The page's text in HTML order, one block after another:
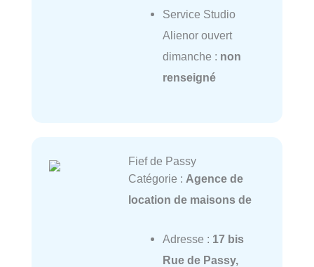
Service Studio
Alienor ouvert
dimanche : non
renseigné
Fief de Passy
Catégorie : Agence de
location de maisons de
Adresse : 17 bis
Rue de Passy,